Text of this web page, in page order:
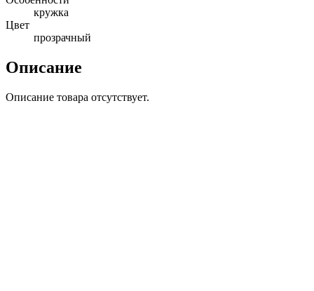
кружка
Цвет
прозрачный
Описание
Описание товара отсутствует.